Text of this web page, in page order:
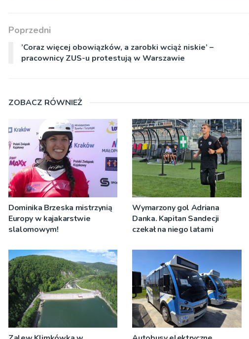
Poprzedni
’Coraz więcej obowiązków, a zarobki wciąż niskie’ –
pracownicy ZUS-u protestują w Warszawie
ZOBACZ RÓWNIEŻ
Dominika Brzeska mistrzynią
Europy w kajakarstwie
slalomowym!
Wymarzony gol Adriana
Danka. Kapitan Sandecji
czekał na niego latami